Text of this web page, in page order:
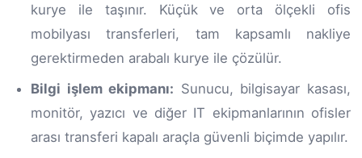
kurye ile taşınır. Küçük ve orta ölçekli ofis
mobilyası transferleri, tam kapsamlı nakliye
gerektirmeden arabalı kurye ile çözülür.
Bilgi işlem ekipmanı: Sunucu, bilgisayar kasası,
monitör, yazıcı ve diğer IT ekipmanlarının ofisler
arası transferi kapalı araçla güvenli biçimde yapılır.